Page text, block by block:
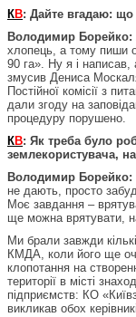
КВ: Дайте вгадаю:
Володимир Борейко:
хлопець, а тому пиши
90 га». Ну я і написав,
змусив Дениса
Постійної комісії з
дали згоду на
процедуру порушено.
КВ: Як треба було
землекористувача,
Володимир Борейко:
не дають, просто
Моє завдання –
ще можна врятувати,
Ми брали завжди
КМДА, коли його ще
клопотання на
території в місті
підприємств: КО
викликав обох